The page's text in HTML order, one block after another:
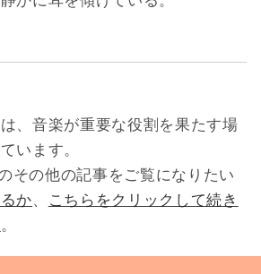
、音楽が重要な役割を果たす場
います。
その他の記事をご覧になりたい
か、
こちらをクリックして続き
。